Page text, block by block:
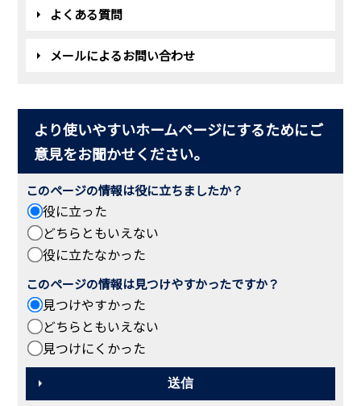
よくある質問
メールによるお問い合わせ
より使いやすいホームページにするためにご
意見をお聞かせください。
このページの情報は役に立ちましたか？
役に立った
どちらともいえない
役に立たなかった
このページの情報は見つけやすかったですか？
見つけやすかった
どちらともいえない
見つけにくかった